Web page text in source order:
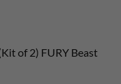
of 2) FURY Beast